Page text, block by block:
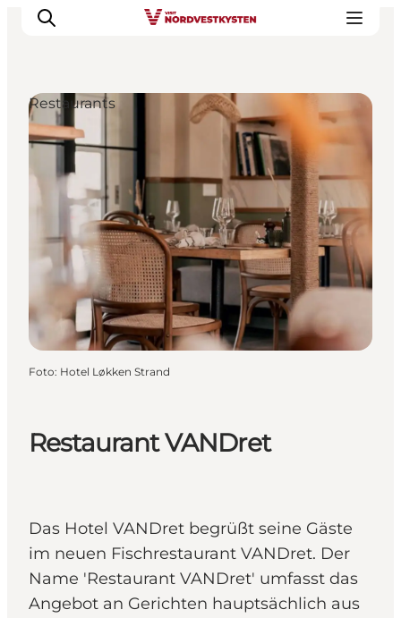
Urlaubsorte
Inspiration
Events
Unterkunft
Mach deine Urlaubsplanung
Restaurant VANDret
Das Hotel VANDret begrüßt seine Gäste
im neuen Fischrestaurant VANDret. Der
Name 'Restaurant VANDret' umfasst das
Angebot an Gerichten hauptsächlich aus
Restaurants
Foto: Hotel Løkken Strand